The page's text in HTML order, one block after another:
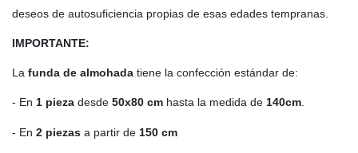
deseos de autosuficiencia propias de esas edades tempranas.
IMPORTANTE:
La funda de almohada tiene la confección estándar de:
- En 1 pieza desde 50x80 cm hasta la medida de 140cm.
- En 2 piezas a partir de 150 cm